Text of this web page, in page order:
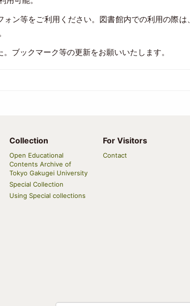
ン等をご利用ください。図書館内での利用の際
ブックマーク等の更新をお願いいたします。
Collection
Open Educational
Contents Archive of
Tokyo Gakugei University
Special Collection
Using Special collections
For Visitors
Contact